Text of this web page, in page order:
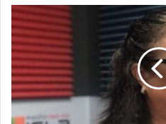
Exempleados
públicos
de
hace
10
años
todavía
tienen